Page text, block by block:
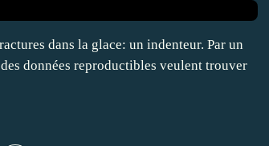
dans la glace: un indenteur. Par un
données reproductibles veulent trouver